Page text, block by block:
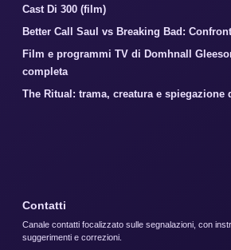
Cast Di 300 (film)
Better Call Saul vs Breaking Bad:
Film e programmi TV di Domhnall
completa
The Ritual: trama, creatura e
Contatti
Canale contatti focalizzato sulle segnalazioni, con
suggerimenti e correzioni.